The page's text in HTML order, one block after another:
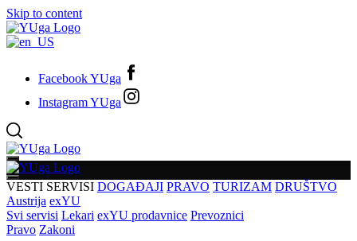
Skip to content
Facebook YUga
Instagram YUga
VESTI SERVISI DOGAĐAJI PRAVO TURIZAM DRUŠTVO
Austrija exYU
Svi servisi Lekari exYU prodavnice Prevoznici
Pravo Zakoni